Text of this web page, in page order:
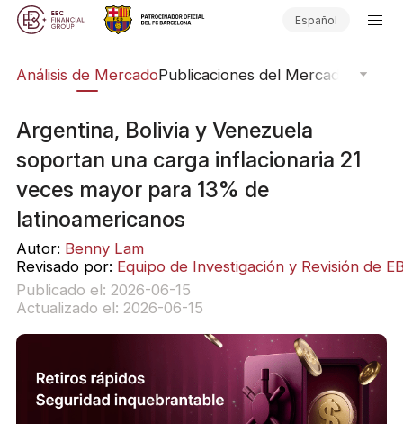
Español
Análisis de MercadoPublicaciones del Mercado
Argentina, Bolivia y Venezuela
soportan una carga inflacionaria 21
veces mayor para 13% de
latinoamericanos
Autor: Benny Lam
Revisado por: Equipo de Investigación y Revisión de
Publicado el: 2026-06-15
Actualizado el: 2026-06-15